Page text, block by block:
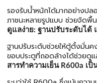
รองรับน้ำหนักได้มากอย่างปล
ภาชนะหลายรูปแบบ ช่วยจัดพื้
ดูแลง่าย: ฐานปรับระดับได้
ฐานปรับระดับช่วยให้ตู้ตั้งมั่นค
ขอบประตูที่ถอดล้างได้ช่วยดู
สารทำความเย็น R600a เ